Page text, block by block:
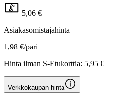
5,06 €
Asiakasomistajahinta
1,98 €/pari
Hinta ilman S-Etukorttia: 5,95 €
Verkkokaupan hinta